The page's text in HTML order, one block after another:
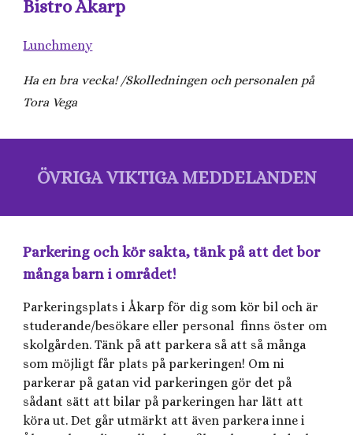
Bistro Åkarp
Lunchmeny
Ha en bra vecka! /Skolledningen och personalen på
Tora Vega
ÖVRIGA VIKTIGA MEDDELANDEN
Parkering och kör sakta, tänk på att det bor
många barn i området!
Parkeringsplats i Åkarp för dig som kör bil och är
studerande/besökare eller personal finns öster om
skolgården. Tänk på att parkera så att så många
som möjligt får plats på parkeringen! Om ni
parkerar på gatan vid parkeringen gör det på
sådant sätt att bilar på parkeringen har lätt att
köra ut. Det går utmärkt att även parkera inne i